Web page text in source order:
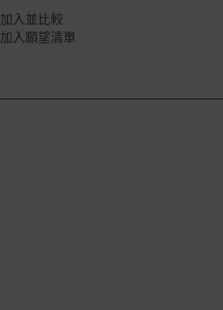
加入並比較
加入願望清單